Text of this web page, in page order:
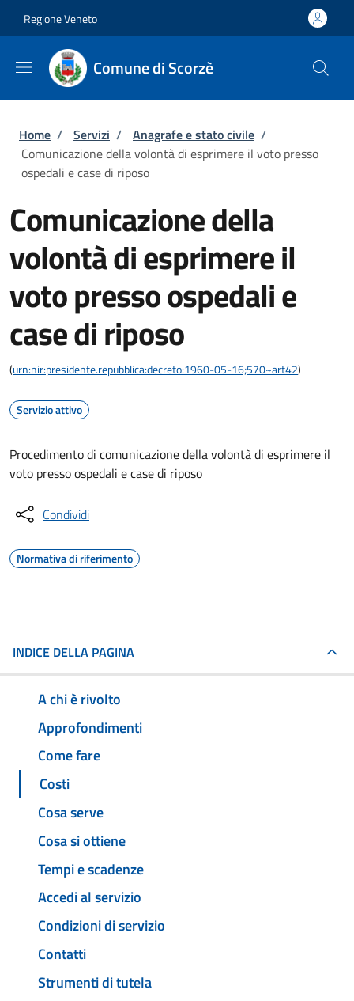
Regione Veneto
Comune di Scorzè
Briciole di pane
Home / Servizi / Anagrafe e stato civile /
Comunicazione della volontà di esprimere il voto presso
ospedali e case di riposo
Comunicazione della
volontà di esprimere il
voto presso ospedali e
case di riposo
(urn:nir:presidente.repubblica:decreto:1960-05-16;570~art42)
Servizio attivo
Procedimento di comunicazione della volontà di esprimere il
voto presso ospedali e case di riposo
Condividi
Normativa di riferimento
INDICE DELLA PAGINA
A chi è rivolto
Approfondimenti
Come fare
Costi
Cosa serve
Cosa si ottiene
Tempi e scadenze
Accedi al servizio
Condizioni di servizio
Contatti
Strumenti di tutela